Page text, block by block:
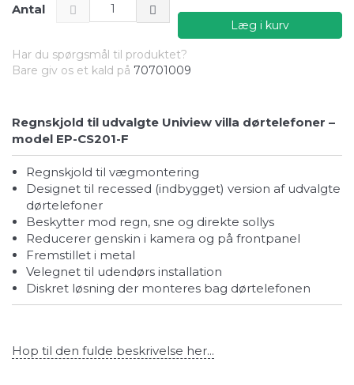
Antal
Læg i kurv
Har du spørgsmål til produktet?
Bare giv os et kald på 70701009
Regnskjold til udvalgte Uniview villa dørtelefoner –
model EP-CS201-F
Regnskjold til vægmontering
Designet til recessed (indbygget) version af udvalgte
dørtelefoner
Beskytter mod regn, sne og direkte sollys
Reducerer genskin i kamera og på frontpanel
Fremstillet i metal
Velegnet til udendørs installation
Diskret løsning der monteres bag dørtelefonen
Hop til den fulde beskrivelse her...